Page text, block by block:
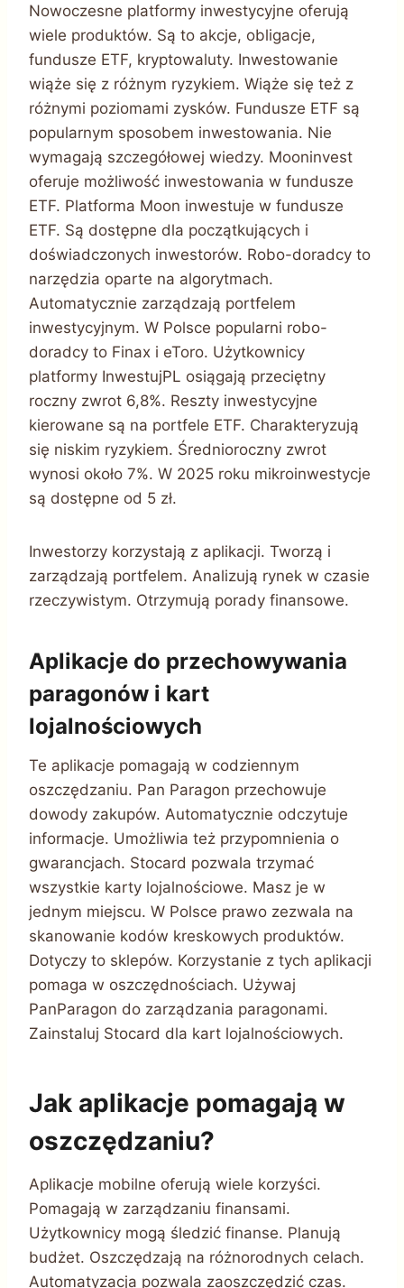
Nowoczesne platformy inwestycyjne oferują
wiele produktów. Są to akcje, obligacje,
fundusze ETF, kryptowaluty. Inwestowanie
wiąże się z różnym ryzykiem. Wiąże się też z
różnymi poziomami zysków. Fundusze ETF są
popularnym sposobem inwestowania. Nie
wymagają szczegółowej wiedzy. Mooninvest
oferuje możliwość inwestowania w fundusze
ETF. Platforma Moon inwestuje w fundusze
ETF. Są dostępne dla początkujących i
doświadczonych inwestorów. Robo-doradcy to
narzędzia oparte na algorytmach.
Automatycznie zarządzają portfelem
inwestycyjnym. W Polsce popularni robo-
doradcy to Finax i eToro. Użytkownicy
platformy InwestujPL osiągają przeciętny
roczny zwrot 6,8%. Reszty inwestycyjne
kierowane są na portfele ETF. Charakteryzują
się niskim ryzykiem. Średnioroczny zwrot
wynosi około 7%. W 2025 roku mikroinwestycje
są dostępne od 5 zł.
Inwestorzy korzystają z aplikacji. Tworzą i
zarządzają portfelem. Analizują rynek w czasie
rzeczywistym. Otrzymują porady finansowe.
Aplikacje do przechowywania
paragonów i kart
lojalnościowych
Te aplikacje pomagają w codziennym
oszczędzaniu. Pan Paragon przechowuje
dowody zakupów. Automatycznie odczytuje
informacje. Umożliwia też przypomnienia o
gwarancjach. Stocard pozwala trzymać
wszystkie karty lojalnościowe. Masz je w
jednym miejscu. W Polsce prawo zezwala na
skanowanie kodów kreskowych produktów.
Dotyczy to sklepów. Korzystanie z tych aplikacji
pomaga w oszczędnościach. Używaj
PanParagon do zarządzania paragonami.
Zainstaluj Stocard dla kart lojalnościowych.
Jak aplikacje pomagają w
oszczędzaniu?
Aplikacje mobilne oferują wiele korzyści.
Pomagają w zarządzaniu finansami.
Użytkownicy mogą śledzić finanse. Planują
budżet. Oszczędzają na różnorodnych celach.
Automatyzacja pozwala zaoszczędzić czas.